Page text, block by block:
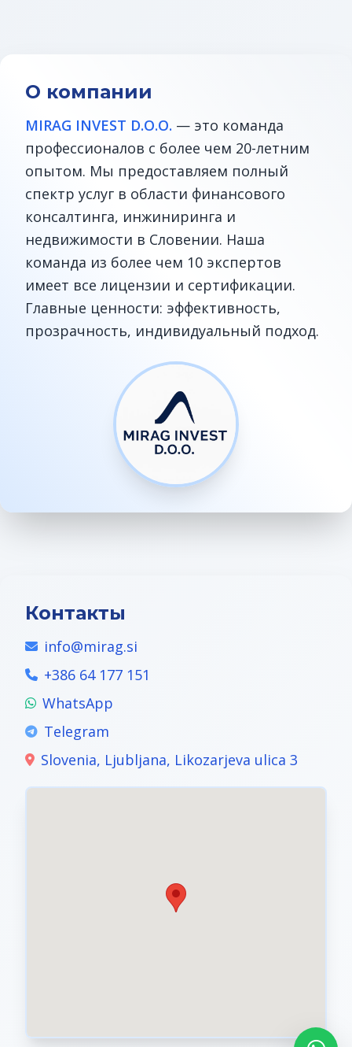
О компании
MIRAG INVEST D.O.O. — это команда
профессионалов с более чем 20-летним
опытом. Мы предоставляем полный
спектр услуг в области финансового
консалтинга, инжиниринга и
недвижимости в Словении. Наша
команда из более чем 10 экспертов
имеет все лицензии и сертификации.
Главные ценности: эффективность,
прозрачность, индивидуальный подход.
Контакты
info@mirag.si
+386 64 177 151
WhatsApp
Telegram
Slovenia, Ljubljana, Likozarjeva ulica 3